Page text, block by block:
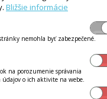
Bližšie informácie
nemohla byť zabezpečené.
na porozumenie správania
o ich aktivite na webe.